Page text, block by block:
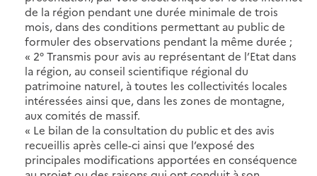
de la région pendant une durée minimale de trois
mois, dans des conditions permettant au public de
formuler des observations pendant la même durée ;
« 2° Transmis pour avis au représentant de l’Etat dans
la région, au conseil scientifique régional du
patrimoine naturel, à toutes les collectivités locales
intéressées ainsi que, dans les zones de montagne,
aux comités de massif.
« Le bilan de la consultation du public et des avis
recueillis après celle-ci ainsi que l’exposé des
principales modifications apportées en conséquence